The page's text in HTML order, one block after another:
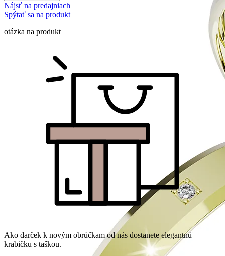
Nájsť na predajniach
Spýtať sa na produkt
otázka na produkt
Ako darček k novým obrúčkam od nás dostanete elegantnú
krabičku s taškou.